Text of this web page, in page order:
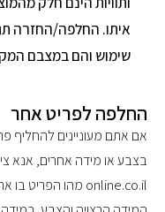
איתו. החלפה/החזרה
שימוש והם במצבם
החלפה לפריט אחר
אם אתם מעוניינים להחליף
בצבע או מידה אחרים, אנא
online.co.il מהו הפריט בו